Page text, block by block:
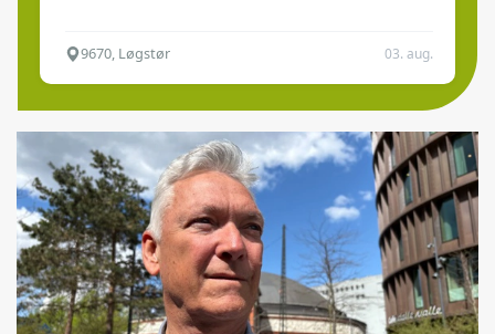
9670, Løgstør 03. aug.